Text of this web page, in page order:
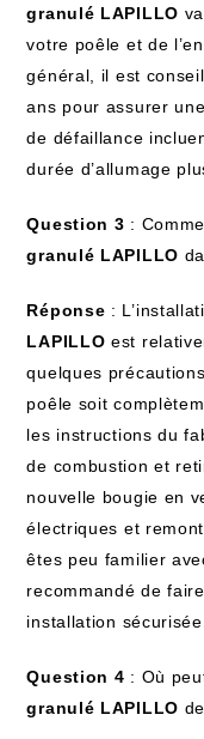
granulé LAPILLO
votre poêle et de
général, il est
ans pour assurer
de défaillance
durée d’allumage
Question 3 :
granulé LAPILLO
Réponse :
LAPILLO est
quelques
poêle soit
les instructions du
de combustion et
nouvelle bougie en
électriques et
êtes peu familier
recommandé de
installation sécurisée.
Question 4 : Où
granulé LAPILLO